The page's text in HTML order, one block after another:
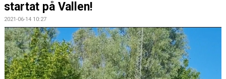
MEDLEMSAVGIFTER
DOKUMENT
KLÄDPROFIL
startat på Vallen!
2021-06-14 10:27